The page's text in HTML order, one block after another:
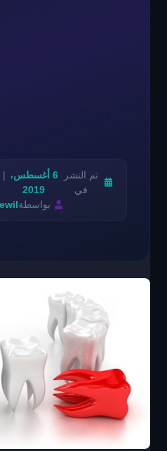
تم النشر
في
6 أغسطس،
2019
بواسطة